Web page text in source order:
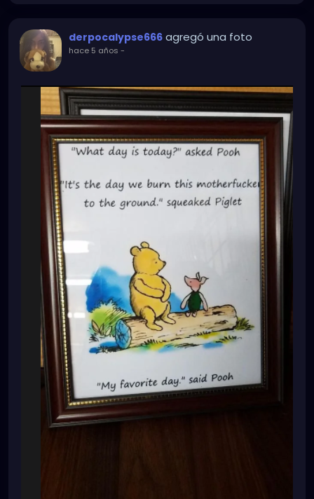
derpocalypse666 agregó una foto
hace 5 años -